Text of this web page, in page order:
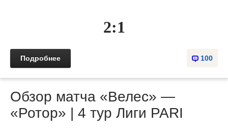
2:1
100
Подробнее
Обзор матча «Велес» —
«Ротор» | 4 тур Лиги PARI